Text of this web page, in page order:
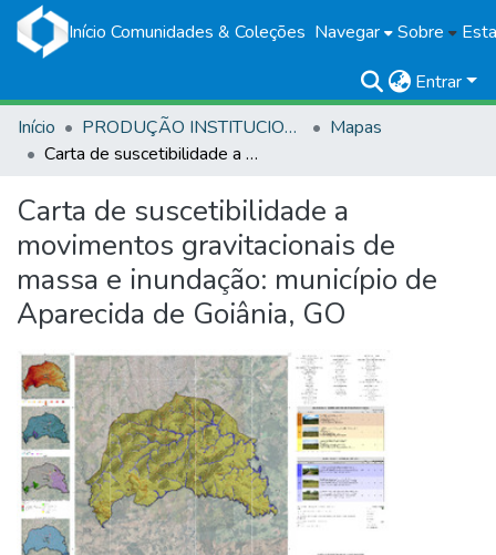
Início Comunidades & Coleções Navegar Sobre
Entrar
Início
PRODUÇÃO INSTITUCIONAL
Mapas
Carta de suscetibilidade a movimentos gravitacionais de massa e inundação: município de Aparecida de Goiânia, GO
Carta de suscetibilidade a
movimentos gravitacionais de
massa e inundação: município de
Aparecida de Goiânia, GO